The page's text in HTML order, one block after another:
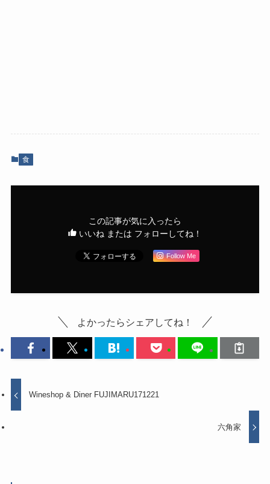
食
この記事が気に入ったら
いいね または フォローしてね！
Follow Me
よかったらシェアしてね！
Wineshop & Diner FUJIMARU171221
六角家